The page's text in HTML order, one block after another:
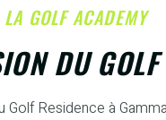
GOLF ACADEMY
DU GOLF
Golf Residence à